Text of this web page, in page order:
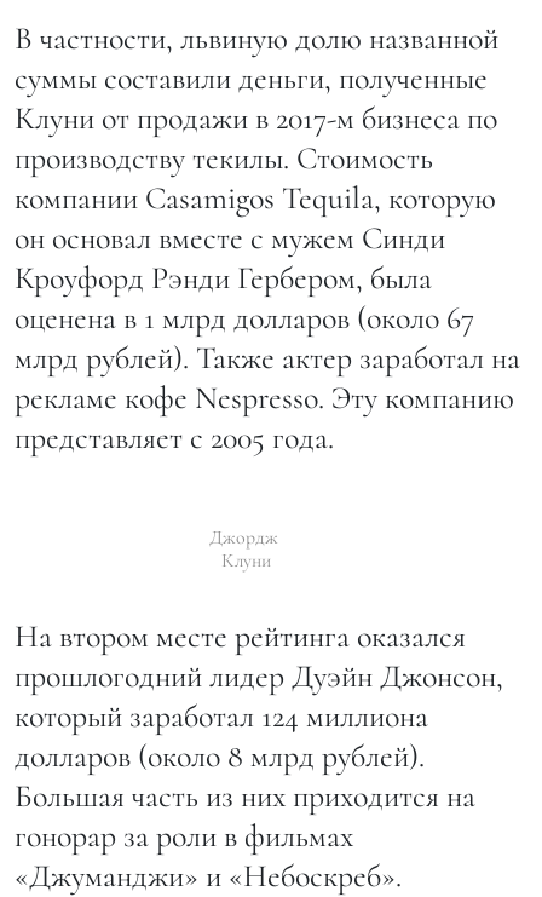
В частности, львиную долю названной
суммы составили деньги, полученные
Клуни от продажи в 2017-м бизнеса по
производству текилы. Стоимость
компании Casamigos Tequila, которую
он основал вместе с мужем Синди
Кроуфорд Рэнди Гербером, была
оценена в 1 млрд долларов (около 67
млрд рублей). Также актер заработал на
рекламе кофе Nespresso. Эту компанию
представляет с 2005 года.
Джордж
Клуни
На втором месте рейтинга оказался
прошлогодний лидер Дуэйн Джонсон,
который заработал 124 миллиона
долларов (около 8 млрд рублей).
Большая часть из них приходится на
гонорар за роли в фильмах
«Джуманджи» и «Небоскреб».